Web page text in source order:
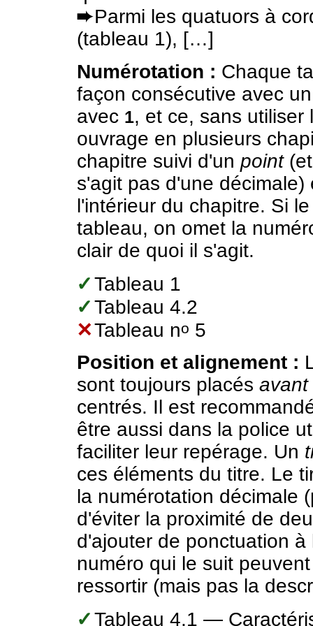
➨Parmi les quatuors à
(tableau 1), […]
Numérotation : Chaque
façon consécutive avec
avec 1, et ce, sans
ouvrage en plusieurs
chapitre suivi d'un point(et
s'agit pas d'une
l'intérieur du chapitre. Si
tableau, on omet la
clair de quoi il s'agit.
✓Tableau 1
✓Tableau 4.2
✕Tableau no 5
Position et alignement :
sont toujours placés avant
centrés. Il est
être aussi dans la police
faciliter leur repérage. Un
ces éléments du titre. Le
la numérotation décimale
d'éviter la proximité de
d'ajouter de ponctuation
numéro qui le suit
ressortir (mais pas la
✓Tableau 4.1 —